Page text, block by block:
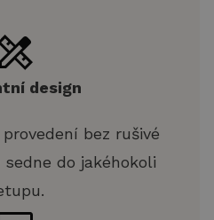
design
bez rušivé
do jakéhokoli